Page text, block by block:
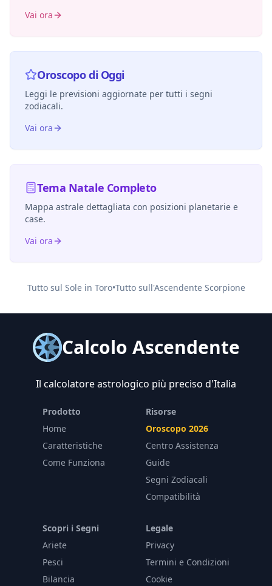
Vai ora
Oroscopo di Oggi
Leggi le previsioni aggiornate per tutti i segni
zodiacali.
Vai ora
Tema Natale Completo
Mappa astrale dettagliata con posizioni planetarie e
case.
Vai ora
Tutto sul Sole in Toro•Tutto sull'Ascendente Scorpione
Calcolo Ascendente
Il calcolatore astrologico più preciso d'Italia
Prodotto
Home
Caratteristiche
Come Funziona
Risorse
Oroscopo 2026
Centro Assistenza
Guide
Segni Zodiacali
Compatibilità
Scopri i Segni
Ariete
Pesci
Bilancia
Legale
Privacy
Termini e Condizioni
Cookie